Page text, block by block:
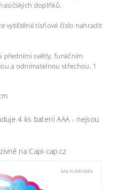
doplňků.
vytištěné tísňové číslo nahradit
předními světly, funkčním
a odnímatelnou střechou, 1
4 ks baterií AAA - nejsou
na Capi-cap.cz
Kód:PLAY06886